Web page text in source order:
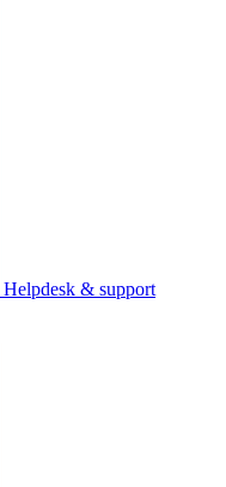
Helpdesk & support